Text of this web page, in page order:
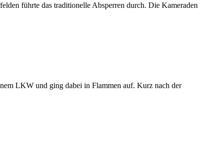
führte das traditionelle Absperren durch. Die Kameraden
LKW und ging dabei in Flammen auf. Kurz nach der